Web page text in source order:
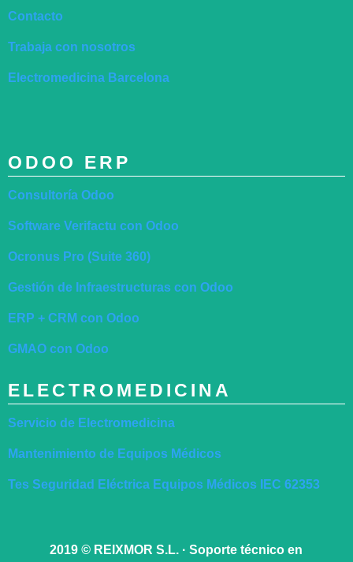
Contacto
Trabaja con nosotros
Electromedicina Barcelona
ODOO ERP
Consultoría Odoo
Software Verifactu con Odoo
Ocronus Pro (Suite 360)
Gestión de Infraestructuras con Odoo
ERP + CRM con Odoo
GMAO con Odoo
ELECTROMEDICINA
Servicio de Electromedicina
Mantenimiento de Equipos Médicos
Tes Seguridad Eléctrica Equipos Médicos IEC 62353
2019© REIXMOR S.L. · Soporte técnico en